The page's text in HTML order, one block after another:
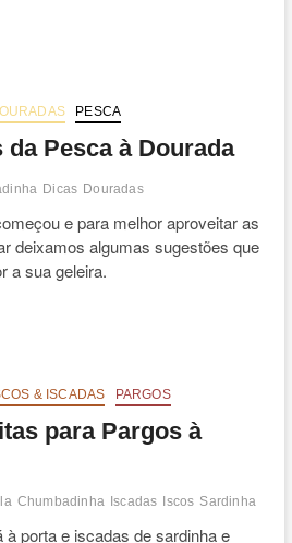
PESCA
da Pesca à Dourada
Dicas Douradas
e para melhor aproveitar as
deixamos algumas sugestões que
a sua geleira.
& ISCADAS PARGOS
para Pargos à
Chumbadinha Iscadas Iscos Sardinha
porta e iscadas de sardinha e